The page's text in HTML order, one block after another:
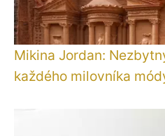
Mikina Jordan:
každého milovníka